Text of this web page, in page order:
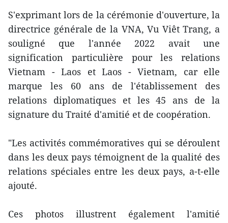
S'exprimant lors de la cérémonie d'ouverture, la
directrice générale de la VNA, Vu Viêt Trang, a
souligné que l'année 2022 avait une
signification particulière pour les relations
Vietnam - Laos et Laos - Vietnam, car elle
marque les 60 ans de l'établissement des
relations diplomatiques et les 45 ans de la
signature du Traité d'amitié et de coopération.
"Les activités commémoratives qui se déroulent
dans les deux pays témoignent de la qualité des
relations spéciales entre les deux pays, a-t-elle
ajouté.
Ces photos illustrent également l'amitié